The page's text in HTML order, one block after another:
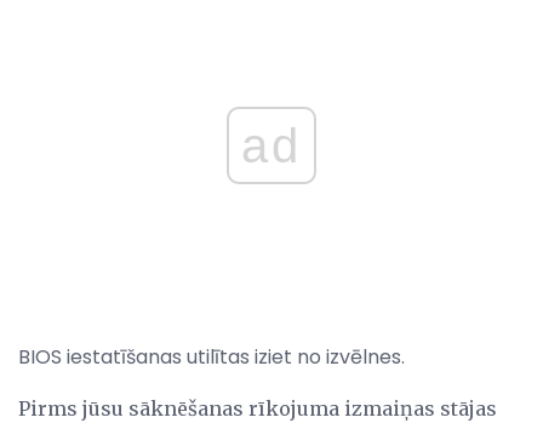
ad
BIOS iestatīšanas utilītas iziet no izvēlnes.
Pirms jūsu sāknēšanas rīkojuma izmaiņas stājas